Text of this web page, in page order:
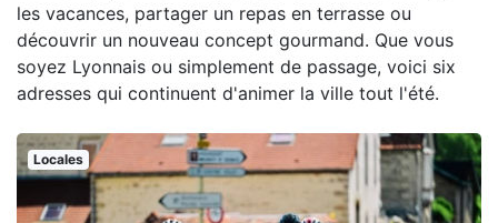
les vacances, partager un repas en terrasse ou
découvrir un nouveau concept gourmand. Que vous
soyez Lyonnais ou simplement de passage, voici six
adresses qui continuent d'animer la ville tout l'été.
Locales